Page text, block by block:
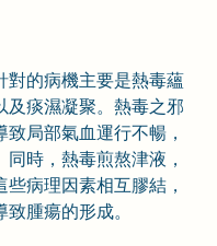
對的病機主要是熱毒蘊
及痰濕凝聚。熱毒之邪
局部氣血運行不暢，
時，熱毒煎熬津液，
病理因素相互膠結，
腫瘍的形成。